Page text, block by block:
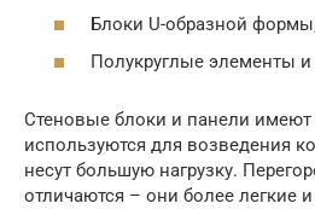
Блоки U-образной
Полукруглые элементы
Стеновые блоки и панели
используются для возведения
несут большую нагрузку.
отличаются – они более легкие и